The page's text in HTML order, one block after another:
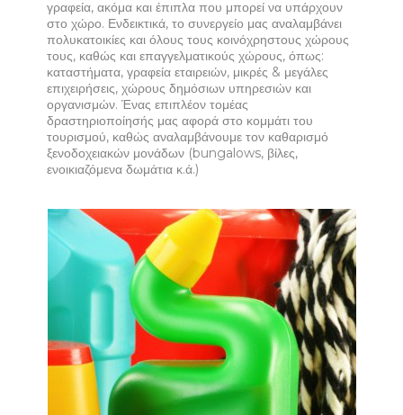
γραφεία, ακόμα και έπιπλα που μπορεί να υπάρχουν
στο χώρο. Ενδεικτικά, το συνεργείο μας αναλαμβάνει
πολυκατοικίες και όλους τους κοινόχρηστους χώρους
τους, καθώς και επαγγελματικούς χώρους, όπως:
καταστήματα, γραφεία εταιρειών, μικρές & μεγάλες
επιχειρήσεις, χώρους δημόσιων υπηρεσιών και
οργανισμών. Ένας επιπλέον τομέας
δραστηριοποίησής μας αφορά στο κομμάτι του
τουρισμού, καθώς αναλαμβάνουμε τον καθαρισμό
ξενοδοχειακών μονάδων (bungalows, βίλες,
ενοικιαζόμενα δωμάτια κ.ά.)